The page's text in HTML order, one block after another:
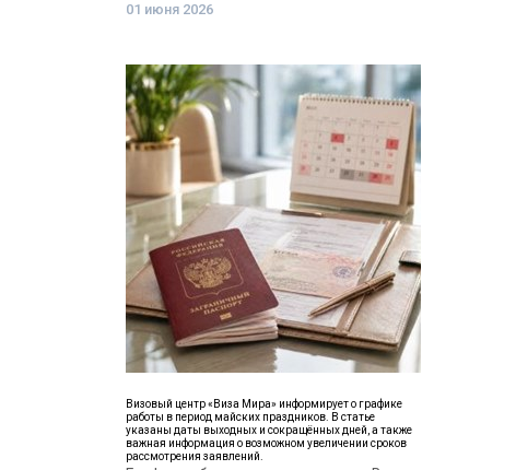
01 июня 2026
Визовый центр «Виза Мира» информирует о графике
работы в период майских праздников. В статье
указаны даты выходных и сокращённых дней, а также
важная информация о возможном увеличении сроков
рассмотрения заявлений.